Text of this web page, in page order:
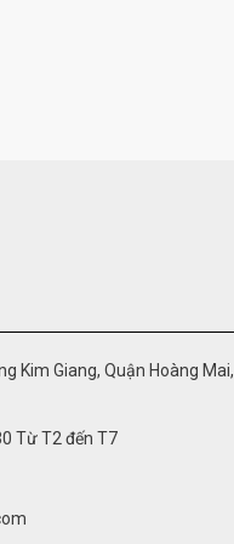
Kim Giang, Quận Hoàng Mai,
Từ T2 đến T7